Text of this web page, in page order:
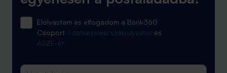
Elolvastam és elfogadom a Bank360
Csoport Adatkezelési szabályzatát és
ÁSZF-ét